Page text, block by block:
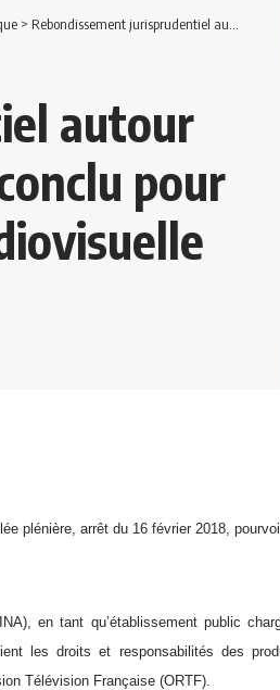
> Rebondissement jurisprudentiel autour de la qualification de contrat conclu pour la réalisation d’une œuvre audiovisuelle
autour
pour
plénière, arrêt du 16 février 2018,
en tant qu’établissement public
les droits et responsabilités des
Télévision Française (ORTF).